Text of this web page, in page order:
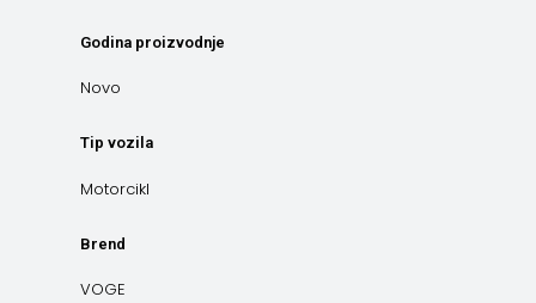
Godina proizvodnje
Novo
Tip vozila
Motorcikl
Brend
VOGE